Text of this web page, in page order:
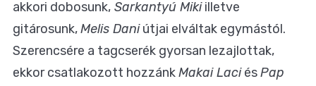
akkori dobosunk, Sarkantyú Mikiilletve
gitárosunk,Melis Daniútjai elváltak egymástól.
Szerencsére a tagcserék gyorsan lezajlottak,
ekkor csatlakozott hozzánkMakai LaciésPap